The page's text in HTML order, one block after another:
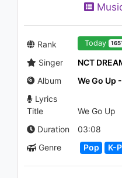
04:07
Rank Today 1651
Singer
NCT
Album
Lyrics
Title
We Go Up
Duration
03:08
Genre
Pop K-